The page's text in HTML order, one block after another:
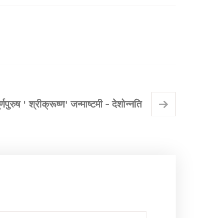
' श्रीक्रूष्ण' जन्माष्टमी - देशोन्नति